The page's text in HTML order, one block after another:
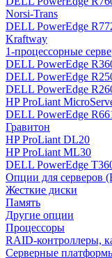
Norsi-Trans
DELL PowerEdge
Kraftway
1-процессорные
DELL PowerEdge
DELL PowerEdge
DELL PowerEdge
HP ProLiant
DELL PowerEdge
Гравитон
HP ProLiant DL20
HP ProLiant ML30
DELL PowerEdge
Опции для серверов
Жесткие диски
Память
Другие опции
Процессоры
RAID-контроллеры,
Серверные